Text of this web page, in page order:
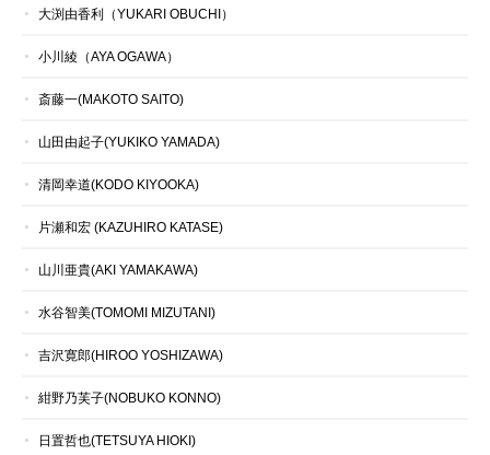
大渕由香利（YUKARI OBUCHI）
小川綾（AYA OGAWA）
斎藤一(MAKOTO SAITO)
山田由起子(YUKIKO YAMADA)
清岡幸道(KODO KIYOOKA)
片瀬和宏 (KAZUHIRO KATASE)
山川亜貴(AKI YAMAKAWA)
水谷智美(TOMOMI MIZUTANI)
吉沢寛郎(HIROO YOSHIZAWA)
紺野乃芙子(NOBUKO KONNO)
日置哲也(TETSUYA HIOKI)